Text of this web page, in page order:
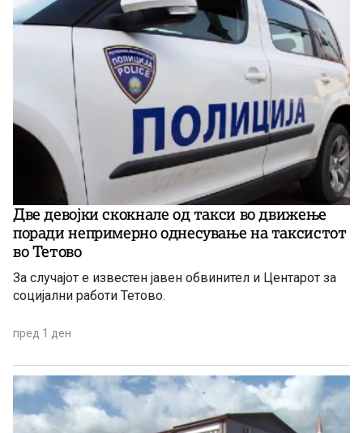
Две девојки скокнале од такси во движење
поради непримерно однесување на таксистот
во Тетово
За случајот е известен јавен обвинител и Центарот за
социјални работи Тетово.
пред 1 ден